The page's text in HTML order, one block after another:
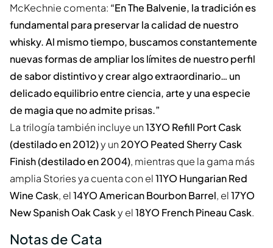
McKechnie comenta: “En The Balvenie, la tradición es
fundamental para preservar la calidad de nuestro
whisky. Al mismo tiempo, buscamos constantemente
nuevas formas de ampliar los límites de nuestro perfil
de sabor distintivo y crear algo extraordinario… un
delicado equilibrio entre ciencia, arte y una especie
de magia que no admite prisas.”
La trilogía también incluye un13YO Refill Port Cask
(destilado en 2012)y un 20YO Peated Sherry Cask
Finish (destilado en 2004), mientras que la gama más
amplia Stories ya cuenta con el11YO Hungarian Red
Wine Cask, el14YO American Bourbon Barrel, el17YO
New Spanish Oak Casky el18YO French Pineau Cask.
Notas de Cata